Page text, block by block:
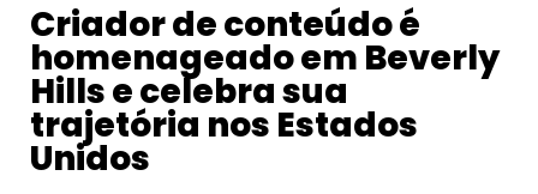
Criador de conteúdo é
homenageado em Beverly
Hills e celebra sua
trajetória nos Estados
Unidos